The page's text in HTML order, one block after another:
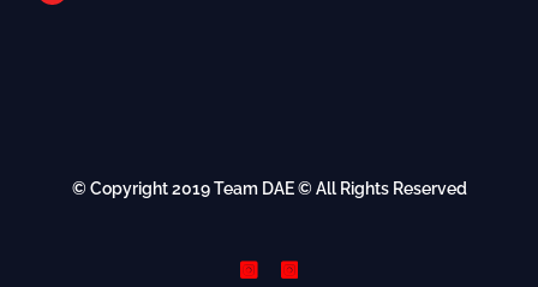
© Copyright 2019Team DAE© All Rights Reserved
Instagram